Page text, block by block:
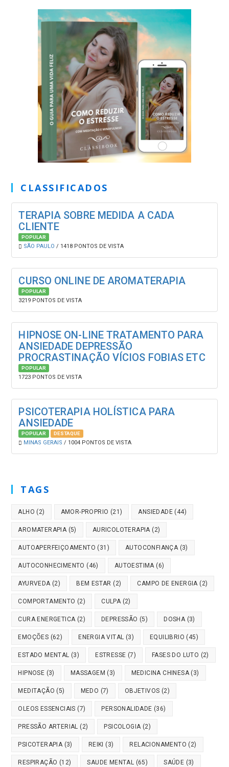
CLASSIFICADOS
TERAPIA SOBRE MEDIDA A CADA
CLIENTE
POPULAR
SÃO PAULO / 1418 PONTOS DE VISTA
CURSO ONLINE DE AROMATERAPIA
POPULAR
3219 PONTOS DE VISTA
HIPNOSE ON-LINE TRATAMENTO PARA
ANSIEDADE DEPRESSÃO
PROCRASTINAÇÃO VÍCIOS FOBIAS ETC
POPULAR
1723 PONTOS DE VISTA
PSICOTERAPIA HOLÍSTICA PARA
ANSIEDADE
POPULAR DESTAQUE
MINAS GERAIS / 1004 PONTOS DE VISTA
TAGS
ALHO (2) AMOR-PROPRIO (21) ANSIEDADE (44)
AROMATERAPIA(5) AURICOLOTERAPIA(2)
AUTOAPERFEIÇOAMENTO (31) AUTOCONFIANÇA(3)
AUTOCONHECIMENTO (46) AUTOESTIMA(6)
AYURVEDA(2) BEM ESTAR (2) CAMPO DE ENERGIA(2)
COMPORTAMENTO (2) CULPA(2)
CURA ENERGETICA(2) DEPRESSÃO (5) DOSHA(3)
EMOÇÕES (62) ENERGIA VITAL (3) EQUILIBRIO (45)
ESTADO MENTAL (3) ESTRESSE (7) FASES DO LUTO (2)
HIPNOSE (3) MASSAGEM (3) MEDICINA CHINESA(3)
MEDITAÇÃO (5) MEDO (7) OBJETIVOS (2)
OLEOS ESSENCIAIS (7) PERSONALIDADE (36)
PRESSÃO ARTERIAL (2) PSICOLOGIA(2)
PSICOTERAPIA(3) REIKI (3) RELACIONAMENTO (2)
RESPIRAÇÃO (12) SAUDE MENTAL (65) SAÚDE (3)